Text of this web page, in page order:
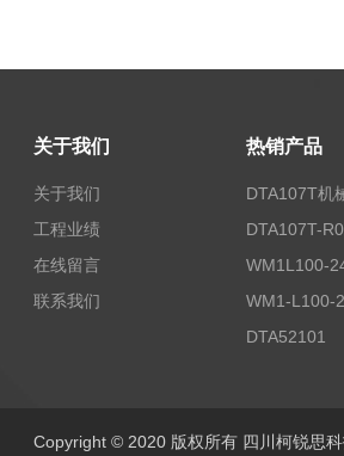
关于我们
关于我们
工程业绩
在线留言
联系我们
热销产品
DTA107T-
WM1-L100-
DTA52101
Copyright © 2020 版权所有 四川柯锐思科